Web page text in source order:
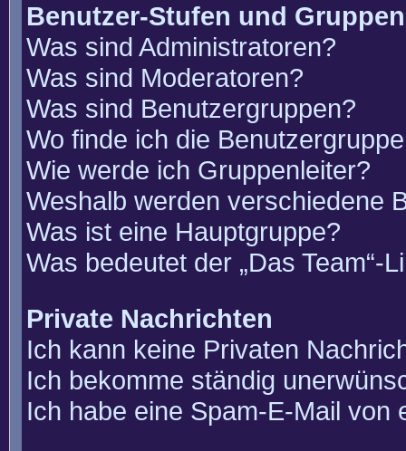
Benutzer-Stufen und Gruppen
Was sind Administratoren?
Was sind Moderatoren?
Was sind Benutzergruppen?
Wo finde ich die
Wie werde ich Gruppenleiter?
Weshalb werden verschiedene
Was ist eine Hauptgruppe?
Was bedeutet der „Das Team“-
Private Nachrichten
Ich kann keine Privaten
Ich bekomme ständig
Ich habe eine Spam-E-Mail von